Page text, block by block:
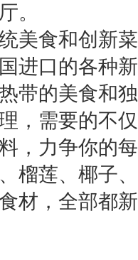
。
美食和创新
进口的各种
带的美食和
，需要的不
，力争你的
榴莲、椰子
材，全部都